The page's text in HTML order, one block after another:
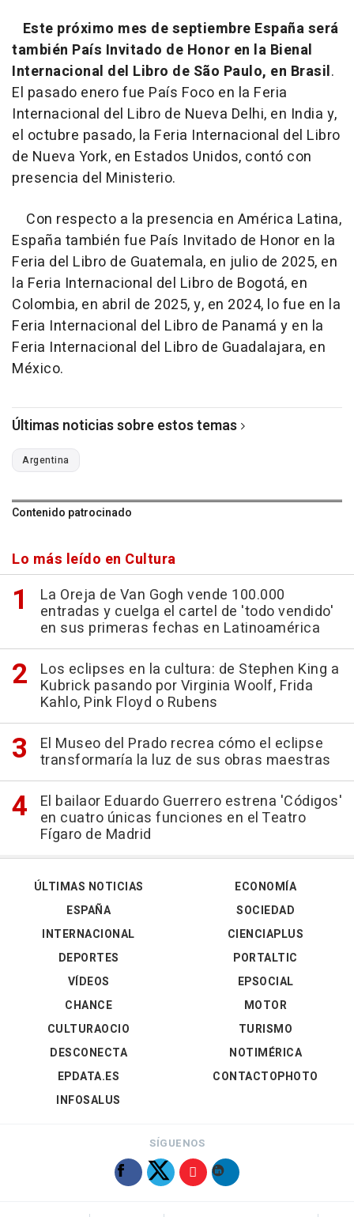
Este próximo mes de septiembre España será
también País Invitado de Honor en la Bienal
Internacional del Libro de São Paulo, en Brasil.
El pasado enero fue País Foco en la Feria
Internacional del Libro de Nueva Delhi, en India y,
el octubre pasado, la Feria Internacional del Libro
de Nueva York, en Estados Unidos, contó con
presencia del Ministerio.
Con respecto a la presencia en América Latina,
España también fue País Invitado de Honor en la
Feria del Libro de Guatemala, en julio de 2025, en
la Feria Internacional del Libro de Bogotá, en
Colombia, en abril de 2025, y, en 2024, lo fue en la
Feria Internacional del Libro de Panamá y en la
Feria Internacional del Libro de Guadalajara, en
México.
Últimas noticias sobre estos temas
Argentina
Contenido patrocinado
Lo más leído en Cultura
La Oreja de Van Gogh vende 100.000
entradas y cuelga el cartel de 'todo vendido'
en sus primeras fechas en Latinoamérica
Los eclipses en la cultura: de Stephen King a
Kubrick pasando por Virginia Woolf, Frida
Kahlo, Pink Floyd o Rubens
El Museo del Prado recrea cómo el eclipse
transformaría la luz de sus obras maestras
El bailaor Eduardo Guerrero estrena 'Códigos'
en cuatro únicas funciones en el Teatro
Fígaro de Madrid
ÚLTIMAS NOTICIAS
ESPAÑA
INTERNACIONAL
DEPORTES
VÍDEOS
ECONOMÍA
SOCIEDAD
CIENCIAPLUS
PORTALTIC
EPSOCIAL
CHANCE
CULTURAOCIO
DESCONECTA
EPDATA.ES
INFOSALUS
MOTOR
TURISMO
NOTIMÉRICA
CONTACTOPHOTO
SÍGUENOS